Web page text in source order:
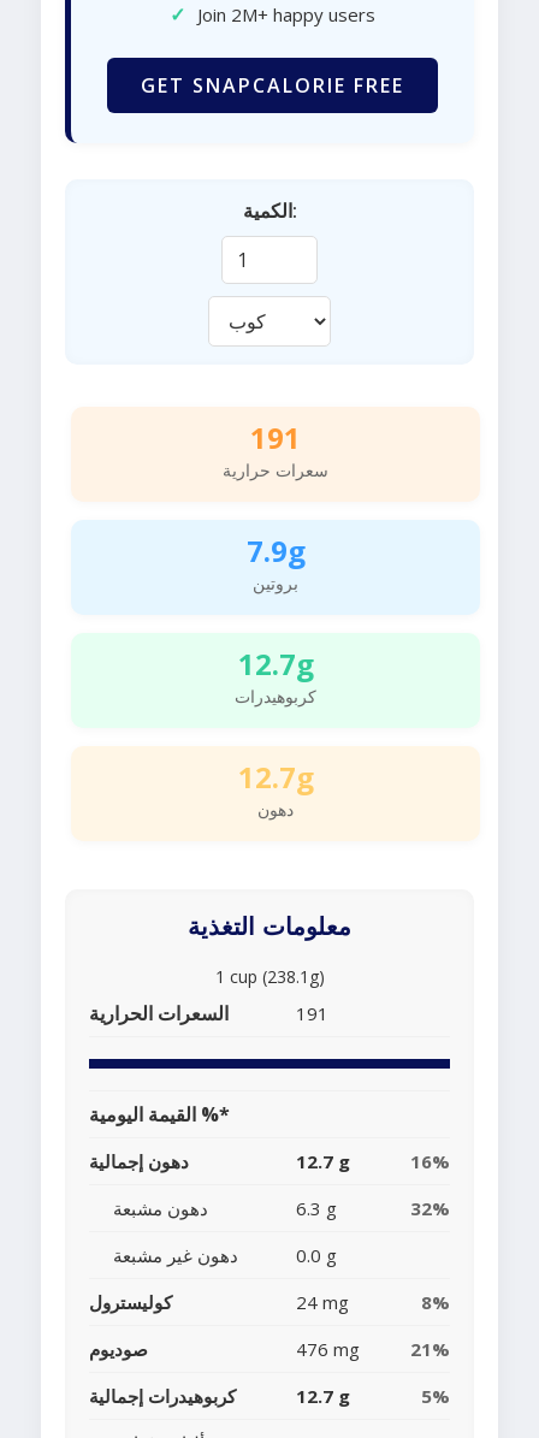
✓ Join 2M+ happy users
GET SNAPCALORIE FREE
الكمية:
191
سعرات حرارية
7.9g
بروتين
12.7g
كربوهيدرات
12.7g
دهون
معلومات التغذية
1 cup (238.1g)
السعرات الحرارية 191
القيمة اليومية %*
دهون إجمالية 12.7 g
16%
دهون مشبعة
6.3 g
32%
دهون غير مشبعة
0.0 g
كوليسترول
24 mg
8%
صوديوم
476 mg
21%
كربوهيدرات إجمالية
12.7 g
5%